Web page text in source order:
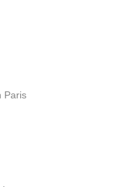
Paris